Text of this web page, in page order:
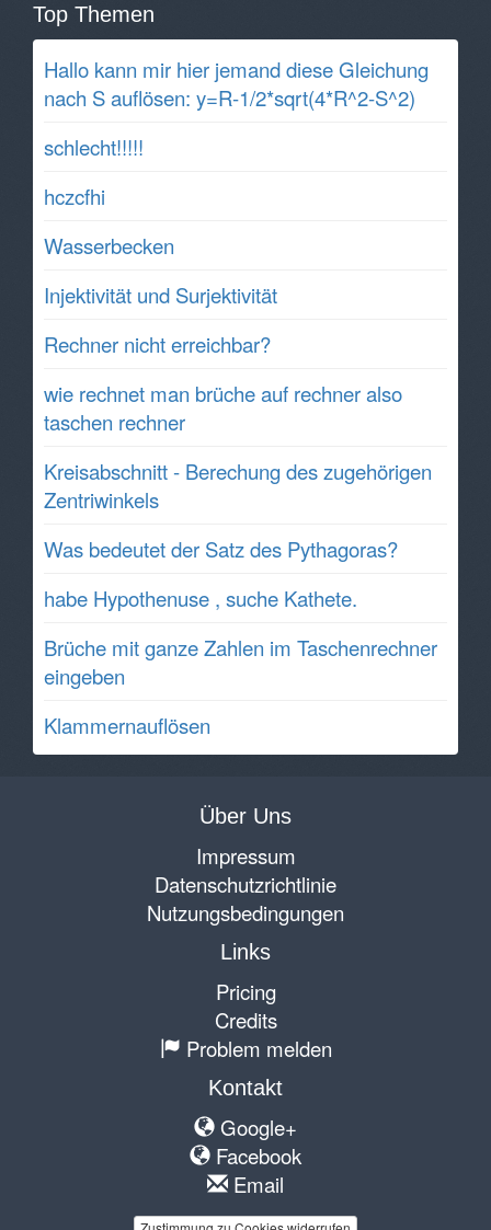
Top Themen
Hallo kann mir hier jemand diese Gleichung
nach S auflösen: y=R-1/2*sqrt(4*R^2-S^2)
schlecht!!!!!
hczcfhi
Wasserbecken
Injektivität und Surjektivität
Rechner nicht erreichbar?
wie rechnet man brüche auf rechner also
taschen rechner
Kreisabschnitt - Berechung des zugehörigen
Zentriwinkels
Was bedeutet der Satz des Pythagoras?
habe Hypothenuse , suche Kathete.
Brüche mit ganze Zahlen im Taschenrechner
eingeben
Klammernauflösen
Über Uns
Impressum
Datenschutzrichtlinie
Nutzungsbedingungen
Links
Pricing
Credits
Problem melden
Kontakt
Google+
Facebook
Email